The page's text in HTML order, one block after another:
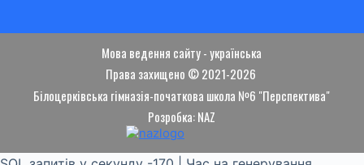
Мова ведення сайту - українська
Права захищено © 2021-2026
Білоцерківська гімназія-початкова школа №6 "Перспектива"
Розробка: NAZ